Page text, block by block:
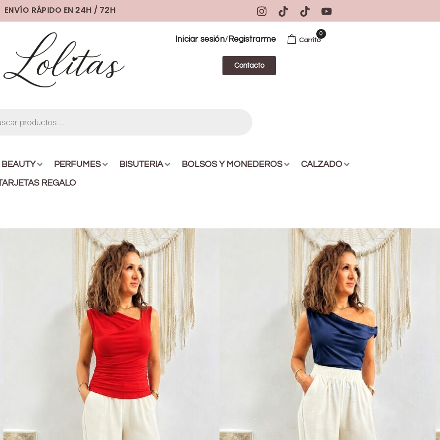
ENVÍO RÁPIDO EN 24H / 72H
Iniciar sesión/ Registrarme
Contacto
Carrito
0
BEAUTY PERFUMES BISUTERIA BOLSOS Y MONEDEROS
CALZADO
REGALO
BLUSA GOOD
IVA Inc.
€ IVA Inc.
AÑADIR AL CARRITO